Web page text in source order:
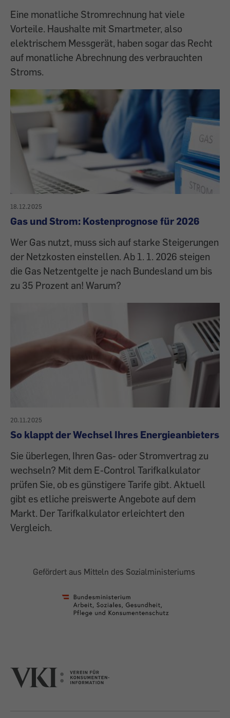
Eine monatliche Stromrechnung hat viele
Vorteile. Haushalte mit Smartmeter, also
elektrischem Messgerät, haben sogar das Recht
auf monatliche Abrechnung des verbrauchten
Stroms.
18.12.2025
Gas und Strom: Kostenprognose für 2026
Wer Gas nutzt, muss sich auf starke Steigerungen
der Netzkosten einstellen. Ab 1. 1. 2026 steigen
die Gas Netzentgelte je nach Bundesland um bis
zu 35 Prozent an! Warum?
20.11.2025
So klappt der Wechsel Ihres Energieanbieters
Sie überlegen, Ihren Gas- oder Stromvertrag zu
wechseln? Mit dem E-Control Tarifkalkulator
prüfen Sie, ob es günstigere Tarife gibt. Aktuell
gibt es etliche preiswerte Angebote auf dem
Markt. Der Tarifkalkulator erleichtert den
Vergleich.
Gefördert aus Mitteln des Sozialministeriums